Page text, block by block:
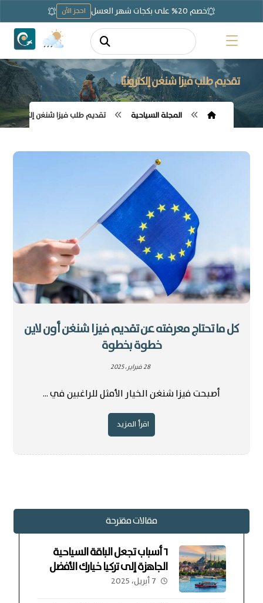
خصم 20% على بكجات شهر العسل احجز الآن
تقديم طلب فيزا شنغن إلكترونيًا
المجلة السياحية تقديم طلب فيزا شنغن إلكترونيًا
كل ما تحتاج معرفته عن تقديم فيزا شنغن أون لاين
خطوة بخطوة
28 فبراير، 2025
أصبحت فيزا شنغن الخيار الأمثل للراغبين في ...
اقرأ المزيد
مقالات مقترحة
٦ أسباب تجعل الباقة السياحية
الجاهزة إلى تركيا خيارك الأفضل
7 أبريل، 2025